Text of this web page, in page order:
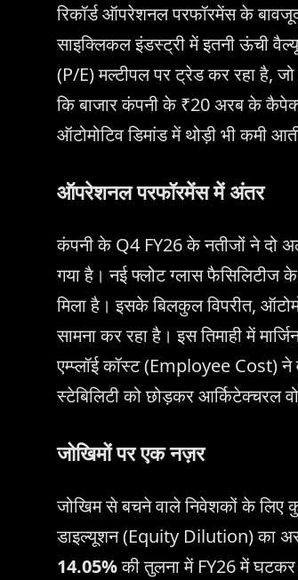
रिकॉर्ड ऑपरेशनल परफॉरमेंस के
साइक्लिकल इंडस्ट्री में इतनी ऊंची
(P/E) मल्टीपल पर ट्रेड कर रहा है,
कि बाजार कंपनी के ₹20 अरब के
ऑटोमोटिव डिमांड में थोड़ी भी कमी
ऑपरेशनल परफॉरमेंस में अंतर
कंपनी के Q4 FY26 के नतीजों ने दो
गया है। नई फ्लोट ग्लास
मिला है। इसके बिलकुल विपरीत,
सामना कर रहा है। इस तिमाही में
एम्प्लॉई कॉस्ट (Employee Cost) ने
स्टेबिलिटी को छोड़कर आर्किटेक्चरल
जोखिमों पर एक नज़र
जोखिम से बचने वाले निवेशकों के लिए
डाइल्यूशन (Equity Dilution) का
14.05%की तुलना में FY26 में